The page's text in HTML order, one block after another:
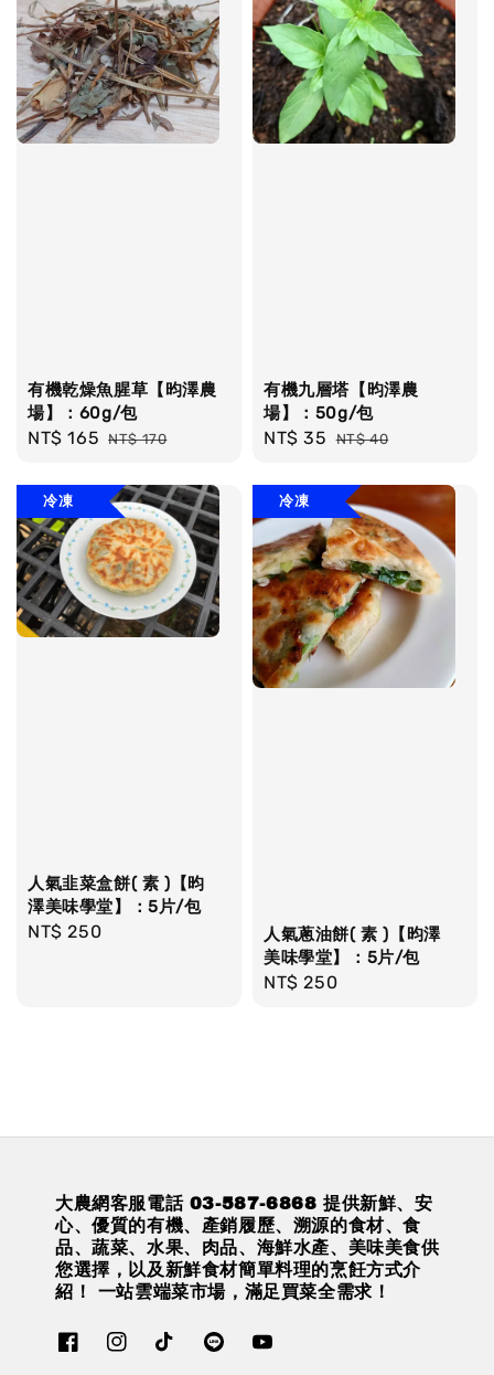
有機乾燥魚腥草【昀澤農
場】：60g/包
Sale
NT$ 165 Regular
NT$ 170
有機九層塔【昀澤農
場】：50g/包
Sale
NT$ 35 Regular
NT$ 40
冷凍
人氣韭菜盒餅( 素 )【昀
澤美味學堂】：5片/包
Regular
NT$ 250
冷凍
人氣蔥油餅( 素 )【昀澤
美味學堂】：5片/包
Regular
NT$ 250
大農網客服電話 03-587-6868 提供新鮮、安
心、優質的有機、產銷履歷、溯源的食材、食
品、蔬菜、水果、肉品、海鮮水產、美味美食供
您選擇，以及新鮮食材簡單料理的烹飪方式介
紹！ 一站雲端菜市場，滿足買菜全需求！